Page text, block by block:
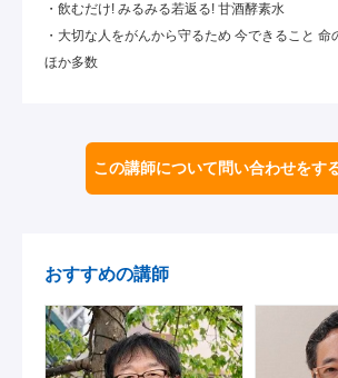
・飲むだけ! みるみる若返る! 甘酒酵素水
・大切な人をがんから守るため 今できること 命
ほか多数
この講師について問い合わせをす
おすすめの講師